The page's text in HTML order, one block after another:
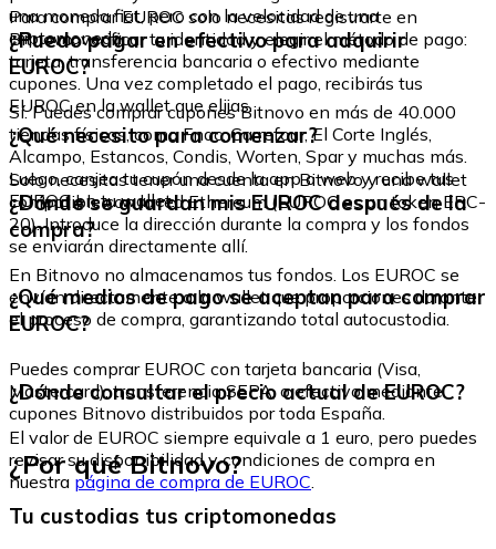
una moneda fiat, pero con la velocidad de una
criptomoneda.
Para comprar EUROC solo necesitas registrarte en
Bitnovo, verificar tu identidad y elegir el método de pago:
tarjeta, transferencia bancaria o efectivo mediante
cupones. Una vez completado el pago, recibirás tus
EUROC en la wallet que elijas.
¿Puedo pagar en efectivo para adquirir
EUROC?
Sí. Puedes comprar cupones Bitnovo en más de 40.000
tiendas físicas, como Fnac, Carrefour, El Corte Inglés,
Alcampo, Estancos, Condis, Worten, Spar y muchas más.
Luego, canjea tu cupón desde la app o web y recibe tus
EUROC en tu wallet.
¿Qué necesito para comenzar?
Solo necesitas tener una cuenta en Bitnovo y una wallet
compatible con la red Ethereum (EUROC es un token ERC-
20). Introduce la dirección durante la compra y los fondos
se enviarán directamente allí.
¿Dónde se guardan mis EUROC después de la
compra?
En Bitnovo no almacenamos tus fondos. Los EUROC se
envían directamente a la wallet que proporciones durante
el proceso de compra, garantizando total autocustodia.
¿Qué medios de pago se aceptan para comprar
EUROC?
Puedes comprar EUROC con tarjeta bancaria (Visa,
Mastercard), transferencia SEPA, o efectivo mediante
cupones Bitnovo distribuidos por toda España.
¿Dónde consultar el precio actual de EUROC?
El valor de EUROC siempre equivale a 1 euro, pero puedes
revisar su disponibilidad y condiciones de compra en
nuestra página de compra de EUROC
¿Por qué Bitnovo?
Tu custodias tus criptomonedas